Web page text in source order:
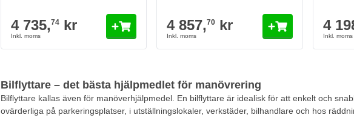
4 735,74kr 4 857,70 kr 4
Bilflyttare – det bästa hjälpmedlet för manövrering
Bilflyttare kallas även för manöverhjälpmedel. En bilflyttare är idealisk för att enkelt och
ovärderliga på parkeringsplatser, i utställningslokaler, verkstäder, bilhandlare och hos